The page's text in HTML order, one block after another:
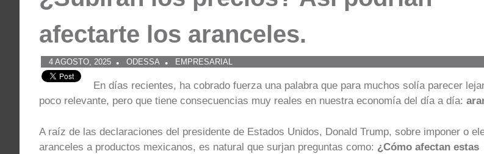
afectarte los aranceles.
4 AGOSTO, 2025 ODESSA EMPRESARIAL
En días recientes, ha cobrado fuerza una palabra que para muchos solía parecer
poco relevante, pero que tiene consecuencias muy reales en nuestra economía del día a día:
A raíz de las declaraciones del presidente de Estados Unidos, Donald Trump, sobre imponer o
aranceles a productos mexicanos, es natural que surjan preguntas como: ¿Cómo afectan estas